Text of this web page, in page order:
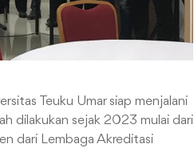
Teuku Umar siap menjalani
dilakukan sejak 2023 mulai dari
dari Lembaga Akreditasi